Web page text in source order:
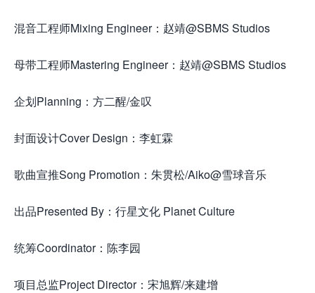
混音工程师Mixing Engineer：赵靖@SBMS Studios
母带工程师Mastering Engineer：赵靖@SBMS Studios
企划Planning：方二醒/金叹
封面设计Cover Design：李虹霖
歌曲宣推Song Promotion：朱贯松/Aiko@雪球音乐
出品Presented By：行星文化 Planet Culture
统筹Coordinator：陈李园
项目总监Project Director：宋旭辉/来建增